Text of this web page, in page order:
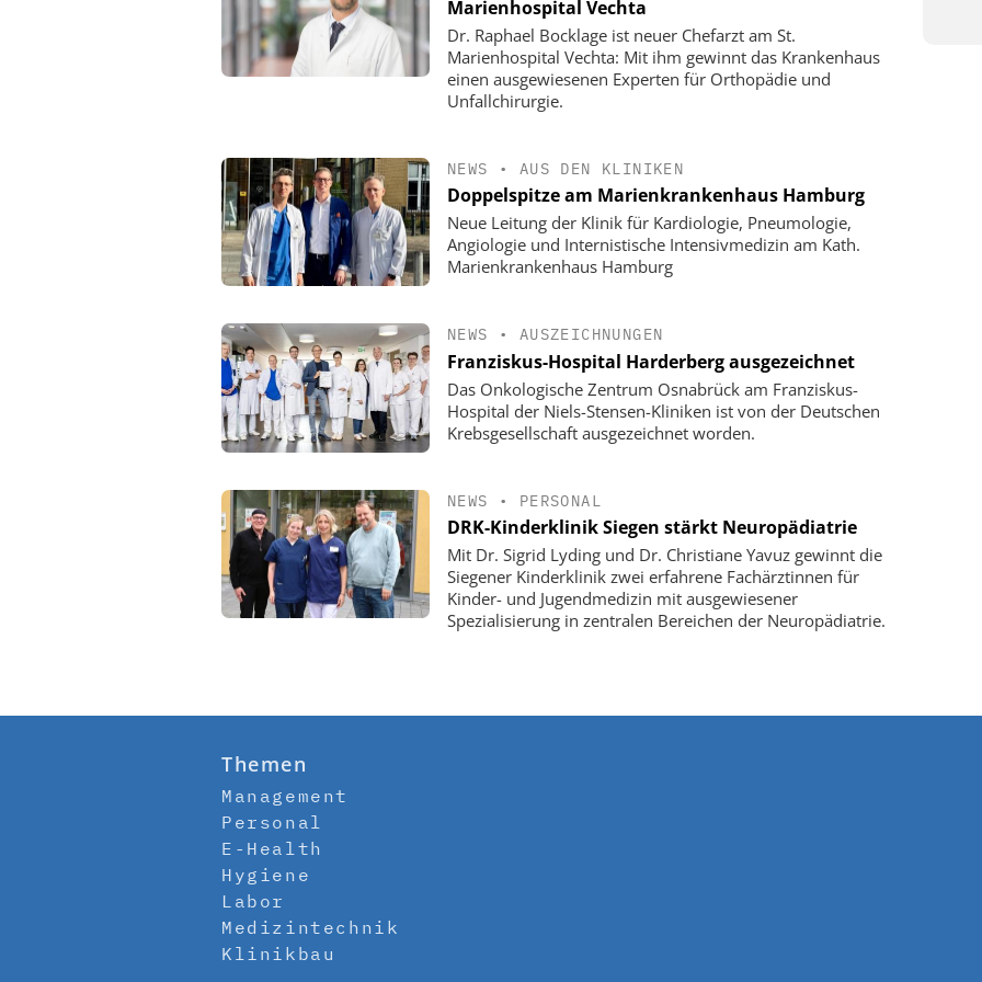
Marienhospital Vechta
Dr. Raphael Bocklage ist neuer Chefarzt am St.
Marienhospital Vechta: Mit ihm gewinnt das Krankenhaus
einen ausgewiesenen Experten für Orthopädie und
Unfallchirurgie.
NEWS • AUS DEN KLINIKEN
Doppelspitze am Marienkrankenhaus Hamburg
Neue Leitung der Klinik für Kardiologie, Pneumologie,
Angiologie und Internistische Intensivmedizin am Kath.
Marienkrankenhaus Hamburg
NEWS • AUSZEICHNUNGEN
Franziskus-Hospital Harderberg ausgezeichnet
Das Onkologische Zentrum Osnabrück am Franziskus-
Hospital der Niels-Stensen-Kliniken ist von der Deutschen
Krebsgesellschaft ausgezeichnet worden.
NEWS • PERSONAL
DRK-Kinderklinik Siegen stärkt Neuropädiatrie
Mit Dr. Sigrid Lyding und Dr. Christiane Yavuz gewinnt die
Siegener Kinderklinik zwei erfahrene Fachärztinnen für
Kinder- und Jugendmedizin mit ausgewiesener
Spezialisierung in zentralen Bereichen der Neuropädiatrie.
Themen
Management
Personal
E-Health
Hygiene
Labor
Medizintechnik
Klinikbau